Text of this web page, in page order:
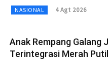
NASIONAL 4 Agt 2026
Anak Rempang Galang
Terintegrasi Merah